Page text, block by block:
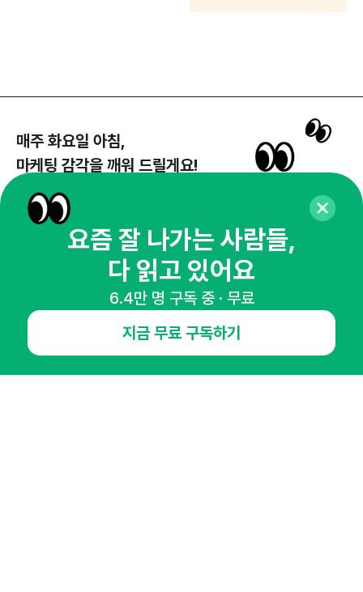
매주 화요일 아침,
마케팅 감각을 깨워 드릴게요!
뉴스레터 구독하기
오픈애즈란 제휴문의
인사이터 신청
요즘 잘 나가는 사람들,
다 읽고 있어요
6.4만 명 구독 중 · 무료
지금 무료 구독하기